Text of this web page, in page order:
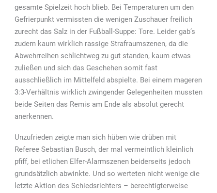
gesamte Spielzeit hoch blieb. Bei Temperaturen um den
Gefrierpunkt vermissten die wenigen Zuschauer freilich
zurecht das Salz in der Fußball-Suppe: Tore. Leider gab’s
zudem kaum wirklich rassige Strafraumszenen, da die
Abwehrreihen schlichtweg zu gut standen, kaum etwas
zuließen und sich das Geschehen somit fast
ausschließlich im Mittelfeld abspielte. Bei einem mageren
3:3-Verhältnis wirklich zwingender Gelegenheiten mussten
beide Seiten das Remis am Ende als absolut gerecht
anerkennen.
Unzufrieden zeigte man sich hüben wie drüben mit
Referee Sebastian Busch, der mal vermeintlich kleinlich
pfiff, bei etlichen Elfer-Alarmszenen beiderseits jedoch
grundsätzlich abwinkte. Und so werteten nicht wenige die
letzte Aktion des Schiedsrichters – berechtigterweise